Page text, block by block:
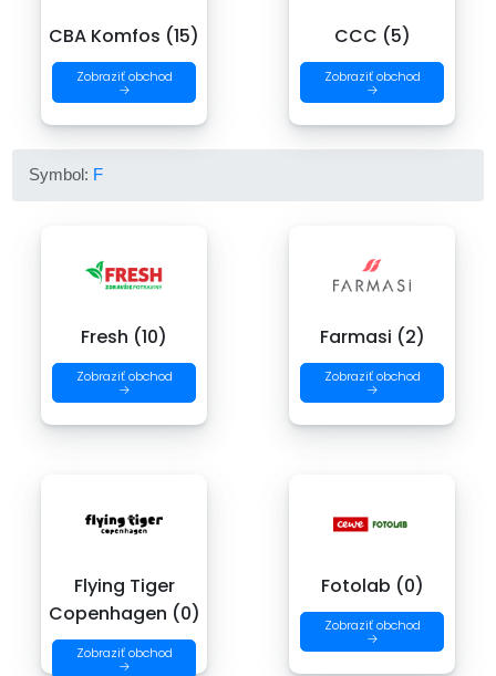
CBA Komfos (15)
Zobraziť obchod
→
CCC (5)
Zobraziť obchod
→
Symbol: F
Fresh (10)
Zobraziť obchod
→
Farmasi (2)
Zobraziť obchod
→
Flying Tiger
Copenhagen (0)
Zobraziť obchod
→
Fotolab (0)
Zobraziť obchod
→